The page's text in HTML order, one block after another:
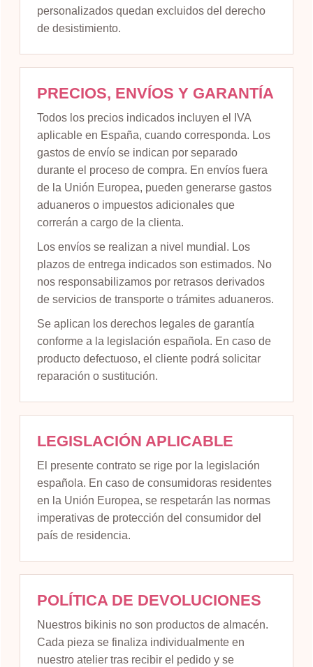
personalizados quedan excluidos del derecho
de desistimiento.
PRECIOS, ENVÍOS Y GARANTÍA
Todos los precios indicados incluyen el IVA
aplicable en España, cuando corresponda. Los
gastos de envío se indican por separado
durante el proceso de compra. En envíos fuera
de la Unión Europea, pueden generarse gastos
aduaneros o impuestos adicionales que
correrán a cargo de la clienta.
Los envíos se realizan a nivel mundial. Los
plazos de entrega indicados son estimados. No
nos responsabilizamos por retrasos derivados
de servicios de transporte o trámites aduaneros.
Se aplican los derechos legales de garantía
conforme a la legislación española. En caso de
producto defectuoso, el cliente podrá solicitar
reparación o sustitución.
LEGISLACIÓN APLICABLE
El presente contrato se rige por la legislación
española. En caso de consumidoras residentes
en la Unión Europea, se respetarán las normas
imperativas de protección del consumidor del
país de residencia.
POLÍTICA DE DEVOLUCIONES
Nuestros bikinis no son productos de almacén.
Cada pieza se finaliza individualmente en
nuestro atelier tras recibir el pedido y se